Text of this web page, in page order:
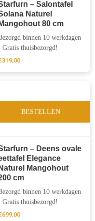
– Salontafel
Naturel
Mangohout 80 cm
binnen 10 werkdagen
Gratis thuisbezorgd!
319,00
BESTELLEN
– Deens ovale
Elegance
Naturel Mangohout
cm
binnen 10 werkdagen
Gratis thuisbezorgd!
699,00